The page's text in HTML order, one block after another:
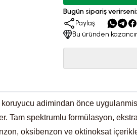
Bugün sipariş
Paylaş
Bu üründen
adimindan önce
Tam spektrumlu formülasyon,
oksibenzon ve oktinoksat